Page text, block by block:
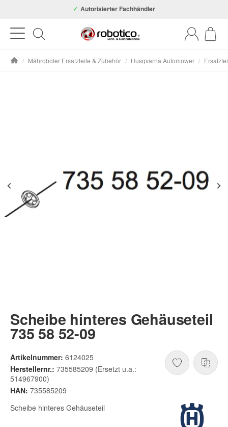
Autorisierter Fachhändler
/ Mähroboter Ersatzteile & Zubehör / Husqvarna Automower /
Scheibe hinteres Gehäuseteil
735 58 52-09
Artikelnummer: 6124025
Herstellernr.: 735585209 (Ersetzt u.a.:
514967900)
HAN: 735585209
Scheibe hinteres Gehäuseteil